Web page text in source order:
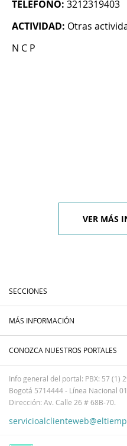
TELÉFONO: 3212319403
ACTIVIDAD: Otras
N C P
VER MÁS
SECCIONES
MÁS INFORMACIÓN
CONOZCA NUESTROS PORTALES
Info general del portal: PBX: 57 (1)
Bogotá 5714444 - Línea Nacional
Dirección: Av. Calle 26 # 68B-70.